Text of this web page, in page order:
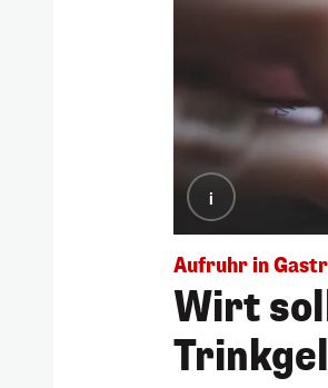
i
Aufruhr in
Wirt